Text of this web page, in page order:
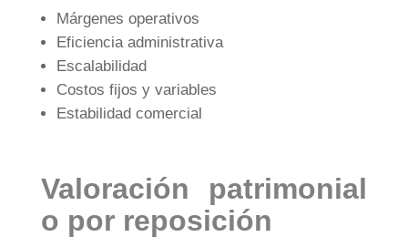
Márgenes operativos
Eficiencia administrativa
Escalabilidad
Costos fijos y variables
Estabilidad comercial
Valoración patrimonial
o por reposición